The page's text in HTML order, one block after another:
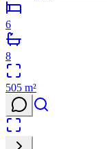
6
8
505 m²